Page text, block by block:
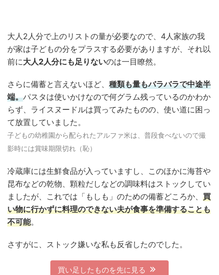
大人2人分で上のリストの量が必要なので、4人家族の我
が家は子どもの分をプラスする必要がありますが、それ以
前に大人2人分にも足りないのは一目瞭然。
さらに備蓄と言えないほど、 種類も量もバラバラで中途半
端。パスタは使いかけなので何グラム残っているのかわか
らず、ライスヌードルは買ってみたものの、使い道に困っ
て放置していました。
子どもの幼稚園から配られたアルファ米は、普段食べないので撮
影時には賞味期限切れ（恥）
冷蔵庫には生鮮食品が入っていますし、このほかに海苔や
昆布などの乾物、顆粒だしなどの調味料はストックしてい
ましたが、これでは「もしも」のための備蓄どころか、 買
い物に行かずに料理のできない夫が食事を準備することも
不可能。
さすがに、ストック嫌いな私も反省したのでした。
買い足したものを先に見る